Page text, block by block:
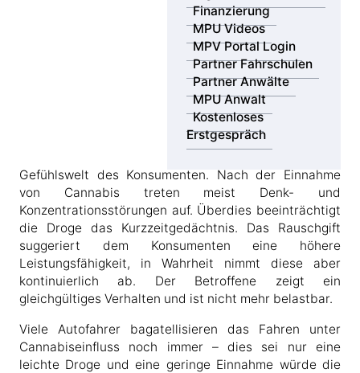
Finanzierung
MPU Videos
MPV Portal Login
Partner Fahrschulen
Partner Anwälte
MPU Anwalt
Kostenloses
Erstgespräch
die Mischung einzelner Drogen führt zu
unterschiedlichen Einschränkungen. Eine
allgemeingültige Tendenz der Auswirkungen kann aber
Cannabis wird leider immer noch unterschätzt
In Cannabis ist THC enthalten. Dieser Wirkstoff
Gefühlswelt des Konsumenten. Nach der Einnahme
von Cannabis treten meist Denk- und
Konzentrationsstörungen auf. Überdies beeinträchtigt
die Droge das Kurzzeitgedächtnis. Das Rauschgift
suggeriert dem Konsumenten eine höhere
Leistungsfähigkeit, in Wahrheit nimmt diese aber
kontinuierlich ab. Der Betroffene zeigt ein
gleichgültiges Verhalten und ist nicht mehr belastbar.
Viele Autofahrer bagatellisieren das Fahren unter
Cannabiseinfluss noch immer – dies sei nur eine
leichte Droge und eine geringe Einnahme würde die